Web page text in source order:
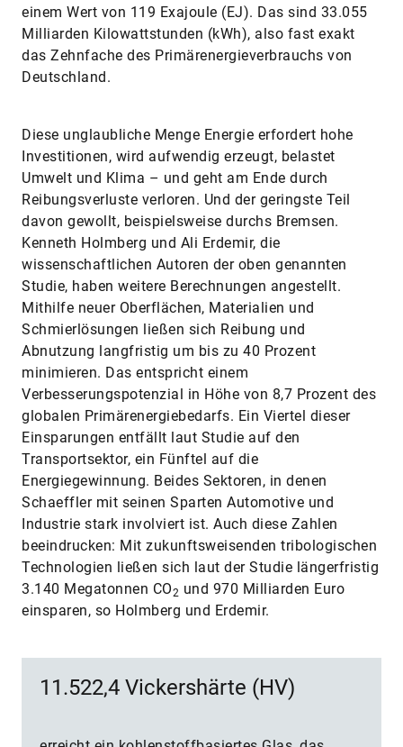
einem Wert von 119 Exajoule (EJ). Das sind 33.055
Milliarden Kilowattstunden (kWh), also fast exakt
das Zehnfache des Primärenergieverbrauchs von
Deutschland.
Diese unglaubliche Menge Energie erfordert hohe
Investitionen, wird aufwendig erzeugt, belastet
Umwelt und Klima – und geht am Ende durch
Reibungsverluste verloren. Und der geringste Teil
davon gewollt, beispielsweise durchs Bremsen.
Kenneth Holmberg und Ali Erdemir, die
wissenschaftlichen Autoren der oben genannten
Studie, haben weitere Berechnungen angestellt.
Mithilfe neuer Oberflächen, Materialien und
Schmierlösungen ließen sich Reibung und
Abnutzung langfristig um bis zu 40 Prozent
minimieren. Das entspricht einem
Verbesserungspotenzial in Höhe von 8,7 Prozent des
globalen Primärenergiebedarfs. Ein Viertel dieser
Einsparungen entfällt laut Studie auf den
Transportsektor, ein Fünftel auf die
Energiegewinnung. Beides Sektoren, in denen
Schaeffler mit seinen Sparten Automotive und
Industrie stark involviert ist. Auch diese Zahlen
beeindrucken: Mit zukunftsweisenden tribologischen
Technologien ließen sich laut der Studie längerfristig
3.140 Megatonnen CO2 und 970 Milliarden Euro
einsparen, so Holmberg und Erdemir.
11.522,4 Vickershärte (HV)